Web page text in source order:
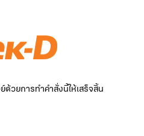
วยการทำคำสั่งนี้ให้เสร็จสิ้น